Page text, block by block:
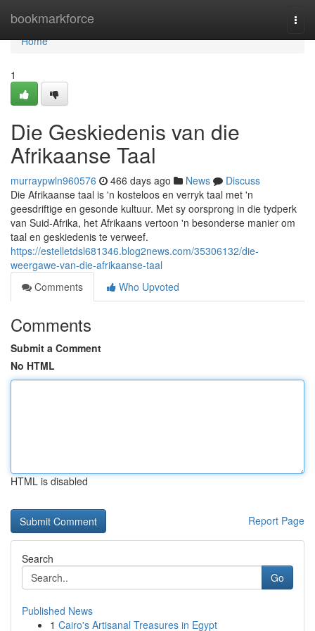
bookmarkforce
Home
Home
1
Die Geskiedenis van die
Afrikaanse Taal
murraypwln960576 466 days ago News
Discuss
Die Afrikaanse taal is 'n kosteloos en verryk taal met 'n
geesdriftige en gesonde kultuur. Met sy oorsprong in die tydperk
van Suid-Afrika, het Afrikaans vertoon 'n besonderse manier om
taal en geskiedenis te verweef.
https://estelletdsl681346.blog2news.com/35306132/die-
weergawe-van-die-afrikaanse-taal
Comments
Who Upvoted
Comments
Submit a Comment
No HTML
HTML is disabled
Report Page
Search
Go
Published News
1 Cairo's Artisanal Treasures in Egypt